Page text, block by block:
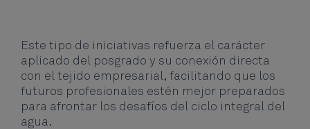
Este tipo de iniciativas refuerza el carácter
aplicado del posgrado y su conexión directa
con el tejido empresarial, facilitando que los
futuros profesionales estén mejor preparados
para afrontar los desafíos del ciclo integral del
agua.